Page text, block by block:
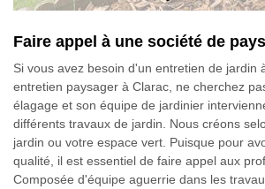
Faire appel à une société de
Si vous avez besoin d'un entretien de jardin
entretien paysager à Clarac, ne cherchez
élagage et son équipe de jardinier
différents travaux de jardin. Nous créons
jardin ou votre espace vert. Puisque pour
qualité, il est essentiel de faire appel aux
Composée d'équipe aguerrie dans les